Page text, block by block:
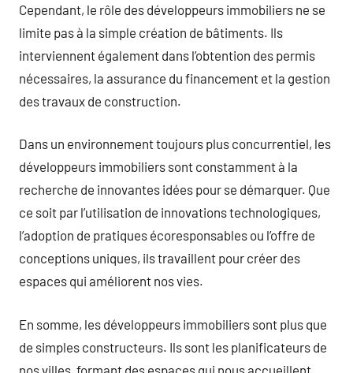
Cependant, le rôle des développeurs immobiliers ne se
limite pas à la simple création de bâtiments. Ils
interviennent également dans l’obtention des permis
nécessaires, la assurance du financement et la gestion
des travaux de construction.
Dans un environnement toujours plus concurrentiel, les
développeurs immobiliers sont constamment à la
recherche de innovantes idées pour se démarquer. Que
ce soit par l’utilisation de innovations technologiques,
l’adoption de pratiques écoresponsables ou l’offre de
conceptions uniques, ils travaillent pour créer des
espaces qui améliorent nos vies.
En somme, les développeurs immobiliers sont plus que
de simples constructeurs. Ils sont les planificateurs de
nos villes, formant des espaces qui nous accueillent,